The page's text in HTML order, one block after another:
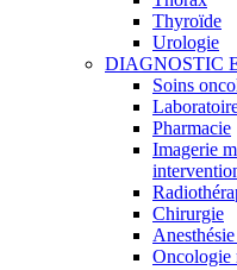
Thyroïde
Urologie
DIAGNOSTIC
Soins
Pharmacie
Imagerie
Chirurgie
Oncologie